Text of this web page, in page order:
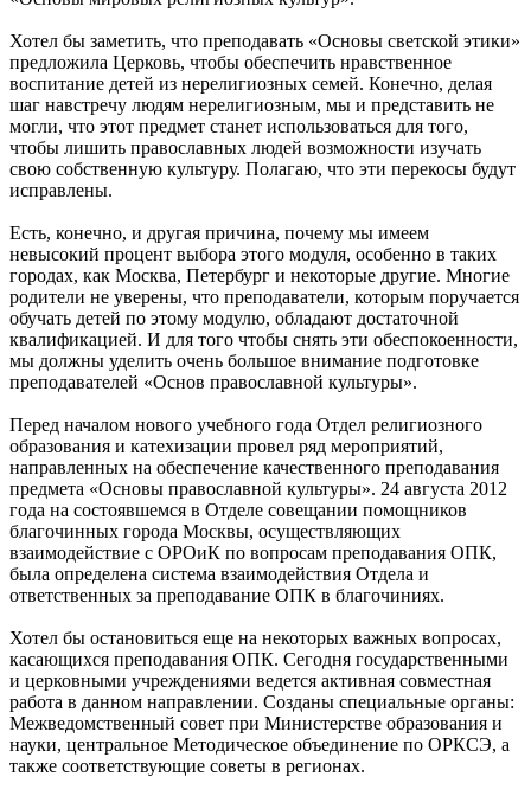
Хотел бы заметить, что преподавать «Основы светской этики»
предложила Церковь, чтобы обеспечить нравственное
воспитание детей из нерелигиозных семей. Конечно, делая
шаг навстречу людям нерелигиозным, мы и представить не
могли, что этот предмет станет использоваться для того,
чтобы лишить православных людей возможности изучать
свою собственную культуру. Полагаю, что эти перекосы будут
исправлены.
Есть, конечно, и другая причина, почему мы имеем
невысокий процент выбора этого модуля, особенно в таких
городах, как Москва, Петербург и некоторые другие. Многие
родители не уверены, что преподаватели, которым поручается
обучать детей по этому модулю, обладают достаточной
квалификацией. И для того чтобы снять эти обеспокоенности,
мы должны уделить очень большое внимание подготовке
преподавателей «Основ православной культуры».
Перед началом нового учебного года Отдел религиозного
образования и катехизации провел ряд мероприятий,
направленных на обеспечение качественного преподавания
предмета «Основы православной культуры». 24 августа 2012
года на состоявшемся в Отделе совещании помощников
благочинных города Москвы, осуществляющих
взаимодействие с ОРОиК по вопросам преподавания ОПК,
была определена система взаимодействия Отдела и
ответственных за преподавание ОПК в благочиниях.
Хотел бы остановиться еще на некоторых важных вопросах,
касающихся преподавания ОПК. Сегодня государственными
и церковными учреждениями ведется активная совместная
работа в данном направлении. Созданы специальные органы:
Межведомственный совет при Министерстве образования и
науки, центральное Методическое объединение по ОРКСЭ, а
также соответствующие советы в регионах.